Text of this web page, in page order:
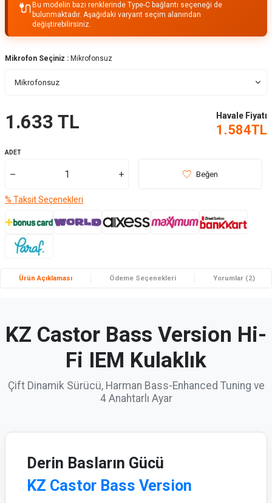
🔌 Bu modelin bazı renklerinde Type-C bağlantı seçeneği de
bulunmaktadır. Aşağıdaki varyant seçim alanından
değiştirebilirsiniz.
Mikrofon Seçiniz : Mikrofonsuz
1.633 TL Havale Fiyatı
1.584TL
ADET
Beğen
% Taksit Seçenekleri
Ürün Açıklaması Ödeme Seçenekleri Yorumlar (2)
KZ Castor Bass Version Hi-
Fi IEM Kulaklık
Çift Dinamik Sürücü, Harman Bass-Enhanced Tuning ve
4 Anahtarlı Ayar
Derin Basların Gücü
KZ Castor Bass Version